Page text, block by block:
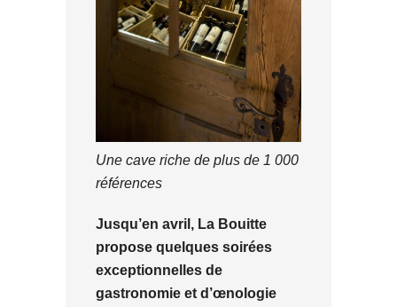
Une cave riche de plus de 1 000
références
Jusqu’en avril, La Bouitte
propose quelques soirées
exceptionnelles de
gastronomie et d’œnologie